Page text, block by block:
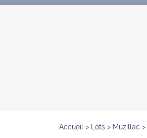
Accueil > Lots > Muzillac >